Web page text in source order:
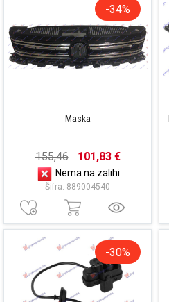
-34%
Maska
155,46 101,83 €
Nema na zalihi
Šifra: 889004540
-30%